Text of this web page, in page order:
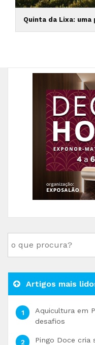
Quinta da Lixa:
Artigos mais
Aquicultura em
desafios
Pingo Doce cria